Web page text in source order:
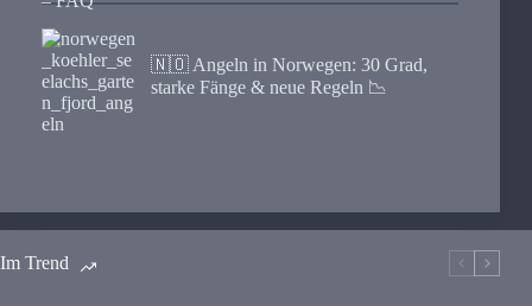
🇳🇴 Angeln in Norwegen: 30 Grad,
starke Fänge & neue Regeln 📉
Im Trend